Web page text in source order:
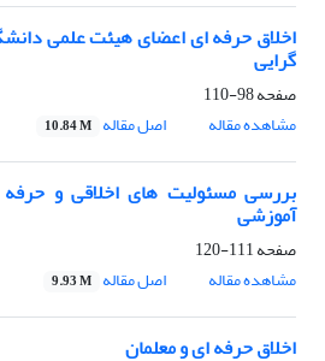
اخلاق حرفه ای اعضای هیئت علمی
گرایی
صفحه98-110
مشاهده مقاله
اصل مقاله 10.84 M
بررسی مسئولیت های اخلاقی و
آموزشی
صفحه111-120
مشاهده مقاله
اصل مقاله 9.93 M
اخلاق حرفه ای و معلمان